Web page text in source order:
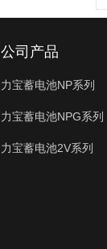
公司产品
力宝蓄电池NP系列
力宝蓄电池NPG系列
力宝蓄电池2V系列